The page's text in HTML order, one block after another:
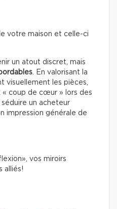
votre maison et celle-ci
un atout discret, mais
. En valorisant la
visuellement les pièces,
« coup de cœur » lors des
un acheteur
impression générale de
vos miroirs
alliés!